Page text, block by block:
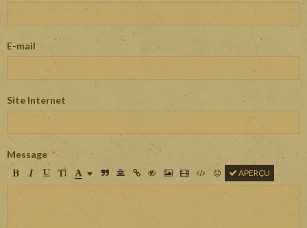
E-mail
Site Internet
Message
APERÇU